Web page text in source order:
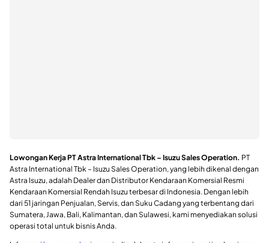
Lowongan Kerja PT Astra International Tbk – Isuzu Sales Operation. PT
Astra International Tbk – Isuzu Sales Operation, yang lebih dikenal dengan
Astra Isuzu, adalah Dealer dan Distributor Kendaraan Komersial Resmi
Kendaraan Komersial Rendah Isuzu terbesar di Indonesia. Dengan lebih
dari 51 jaringan Penjualan, Servis, dan Suku Cadang yang terbentang dari
Sumatera, Jawa, Bali, Kalimantan, dan Sulawesi, kami menyediakan solusi
operasi total untuk bisnis Anda.